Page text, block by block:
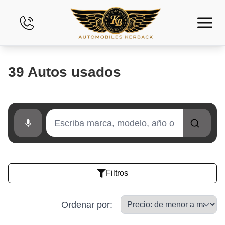
Inicio
Financiamiento
Evalúe su Vehículo
Arrendamiento financiero
Contáctenos
39 Autos usados
Filtros
Ordenar por: